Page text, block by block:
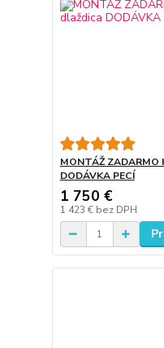
MONTÁŽ ZADARMO
DODÁVKA PECÍ
1 750 €
1 423 € bez DPH